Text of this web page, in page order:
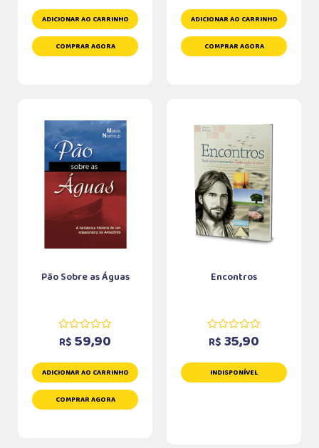
ADICIONAR AO CARRINHO
COMPRAR AGORA
ADICIONAR AO CARRINHO
COMPRAR AGORA
Pão Sobre as Águas
R$ 59,90
ADICIONAR AO CARRINHO
COMPRAR AGORA
Encontros
R$ 35,90
INDISPONÍVEL